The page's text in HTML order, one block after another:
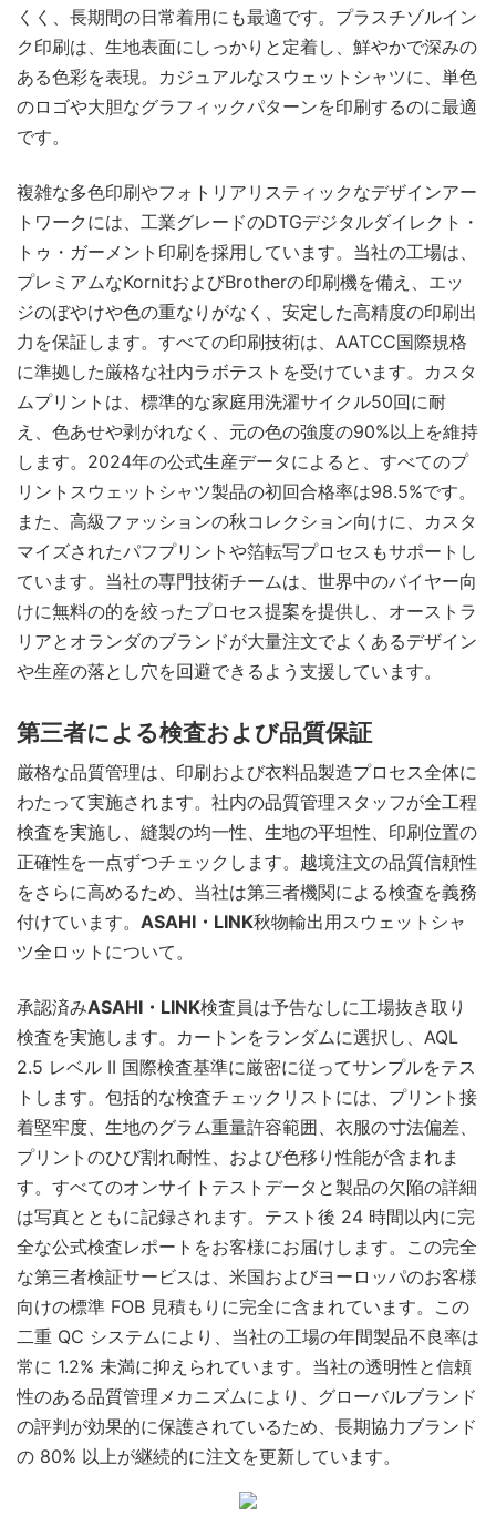
くく、長期間の日常着用にも最適です。プラスチゾルイン
ク印刷は、生地表面にしっかりと定着し、鮮やかで深みの
ある色彩を表現。カジュアルなスウェットシャツに、単色
のロゴや大胆なグラフィックパターンを印刷するのに最適
です。
複雑な多色印刷やフォトリアリスティックなデザインアー
トワークには、工業グレードのDTGデジタルダイレクト・
トゥ・ガーメント印刷を採用しています。当社の工場は、
プレミアムなKornitおよびBrotherの印刷機を備え、エッ
ジのぼやけや色の重なりがなく、安定した高精度の印刷出
力を保証します。すべての印刷技術は、AATCC国際規格
に準拠した厳格な社内ラボテストを受けています。カスタ
ムプリントは、標準的な家庭用洗濯サイクル50回に耐
え、色あせや剥がれなく、元の色の強度の90%以上を維持
します。2024年の公式生産データによると、すべてのプ
リントスウェットシャツ製品の初回合格率は98.5%です。
また、高級ファッションの秋コレクション向けに、カスタ
マイズされたパフプリントや箔転写プロセスもサポートし
ています。当社の専門技術チームは、世界中のバイヤー向
けに無料の的を絞ったプロセス提案を提供し、オーストラ
リアとオランダのブランドが大量注文でよくあるデザイン
や生産の落とし穴を回避できるよう支援しています。
第三者による検査および品質保証
厳格な品質管理は、印刷および衣料品製造プロセス全体に
わたって実施されます。社内の品質管理スタッフが全工程
検査を実施し、縫製の均一性、生地の平坦性、印刷位置の
正確性を一点ずつチェックします。越境注文の品質信頼性
をさらに高めるため、当社は第三者機関による検査を義務
付けています。 ASAHI・LINK秋物輸出用スウェットシャ
ツ全ロットについて。
承認済みASAHI・LINK検査員は予告なしに工場抜き取り
検査を実施します。カートンをランダムに選択し、AQL
2.5 レベル II 国際検査基準に厳密に従ってサンプルをテス
トします。包括的な検査チェックリストには、プリント接
着堅牢度、生地のグラム重量許容範囲、衣服の寸法偏差、
プリントのひび割れ耐性、および色移り性能が含まれま
す。すべてのオンサイトテストデータと製品の欠陥の詳細
は写真とともに記録されます。テスト後 24 時間以内に完
全な公式検査レポートをお客様にお届けします。この完全
な第三者検証サービスは、米国およびヨーロッパのお客様
向けの標準 FOB 見積もりに完全に含まれています。この
二重 QC システムにより、当社の工場の年間製品不良率は
常に 1.2% 未満に抑えられています。当社の透明性と信頼
性のある品質管理メカニズムにより、グローバルブランド
の評判が効果的に保護されているため、長期協力ブランド
の 80% 以上が継続的に注文を更新しています。